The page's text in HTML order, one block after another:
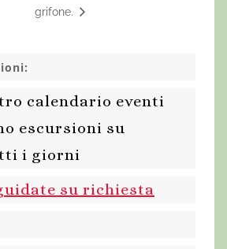
grifone.
calendario eventi
escursioni su
i giorni
su richiesta